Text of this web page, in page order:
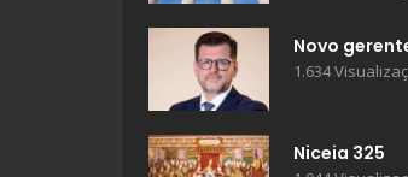
Novo
1.634
Niceia 325